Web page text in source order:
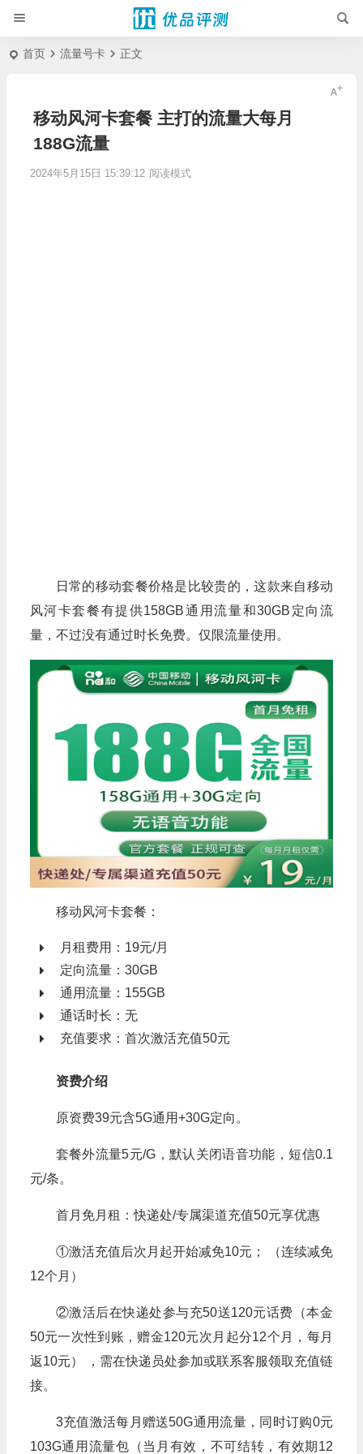
首页 流量号卡 正文
移动风河卡套餐 主打的流量大每月
188G流量
2024年5月15日 15:39:12 阅读模式
日常的移动套餐价格是比较贵的，这款来自移动
风河卡套餐有提供158GB通用流量和30GB定向流
量，不过没有通过时长免费。仅限流量使用。
移动风河卡套餐：
月租费用：19元/月
定向流量：30GB
通用流量：155GB
通话时长：无
充值要求：首次激活充值50元
资费介绍
原资费39元含5G通用+30G定向。
套餐外流量5元/G，默认关闭语音功能，短信0.1
元/条。
首月免月租：快递处/专属渠道充值50元享优惠
①激活充值后次月起开始减免10元； （连续减免
12个月）
②激活后在快递处参与充50送120元话费（本金
50元一次性到账，赠金120元次月起分12个月，每月
返10元） ，需在快递员处参加或联系客服领取充值链
接。
3充值激活每月赠送50G通用流量，同时订购0元
103G通用流量包（当月有效，不可结转，有效期12